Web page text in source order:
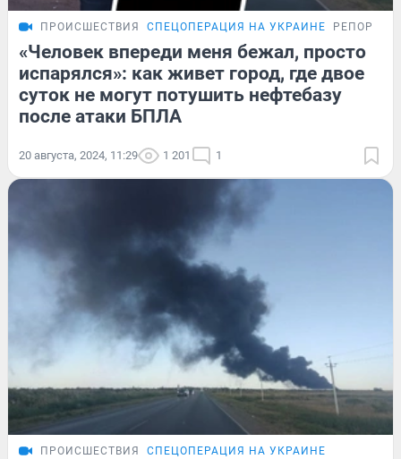
ПРОИСШЕСТВИЯ СПЕЦОПЕРАЦИЯ НА УКРАИНЕ РЕПОРТАЖ
«Человек впереди меня бежал, просто
испарялся»: как живет город, где двое
суток не могут потушить нефтебазу
после атаки БПЛА
20 августа, 2024, 11:29 1 201 1
ПРОИСШЕСТВИЯ СПЕЦОПЕРАЦИЯ НА УКРАИНЕ